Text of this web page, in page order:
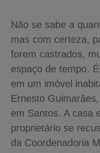
Não se sabe a
mas com certeza,
forem castrados,
espaço de tempo.
em um imóvel
Ernesto
em Santos. A casa
proprietário se
da Coordenadoria